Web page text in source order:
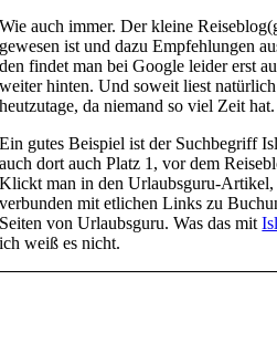
Wie auch immer. Der kleine
gewesen ist und dazu Empfehlungen
den findet man bei Google leider erst
weiter hinten. Und soweit liest
heutzutage, da niemand so viel Zeit hat.
Ein gutes Beispiel ist der Suchbegriff
auch dort auch Platz 1, vor dem
Klickt man in den Urlaubsguru-
verbunden mit etlichen Links zu
Seiten von Urlaubsguru. Was das mit
ich weiß es nicht.